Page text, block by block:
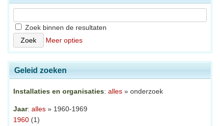
Zoek binnen de resultaten
Meer opties
Geleid zoeken
Installaties en organisaties: alles » onderzoek
Jaar: alles » 1960-1969
1960 (1)